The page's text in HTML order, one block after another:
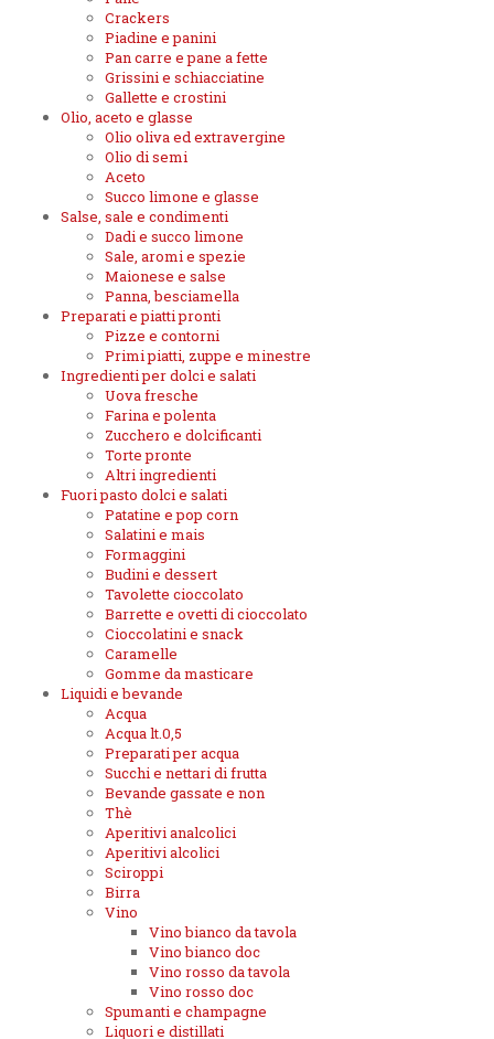
Crackers
Piadine e panini
Pan carre e pane a fette
Grissini e schiacciatine
Gallette e crostini
Olio, aceto e glasse
Olio oliva ed extravergine
Olio di semi
Aceto
Succo limone e glasse
Salse, sale e condimenti
Dadi e succo limone
Sale, aromi e spezie
Maionese e salse
Panna, besciamella
Preparati e piatti pronti
Pizze e contorni
Primi piatti, zuppe e minestre
Ingredienti per dolci e salati
Uova fresche
Farina e polenta
Zucchero e dolcificanti
Torte pronte
Altri ingredienti
Fuori pasto dolci e salati
Patatine e pop corn
Salatini e mais
Formaggini
Budini e dessert
Tavolette cioccolato
Barrette e ovetti di cioccolato
Cioccolatini e snack
Caramelle
Gomme da masticare
Liquidi e bevande
Acqua
Acqua lt.0,5
Preparati per acqua
Succhi e nettari di frutta
Bevande gassate e non
Thè
Aperitivi analcolici
Aperitivi alcolici
Sciroppi
Birra
Vino
Vino bianco da tavola
Vino bianco doc
Vino rosso da tavola
Vino rosso doc
Spumanti e champagne
Liquori e distillati